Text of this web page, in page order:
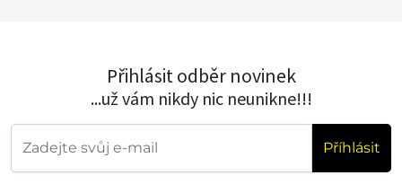
Přihlásit odběr novinek
...už vám nikdy nic neunikne!!!
Příhlásit